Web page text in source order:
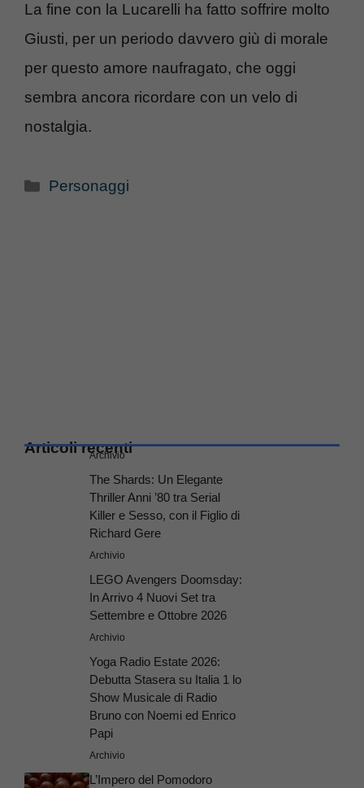
La fine con la Lucarelli ha fatto soffrire molto
Giusti, per un periodo davvero giù di morale
per questo amore naufragato, che oggi
sembra ancora ricordare con un velo di
nostalgia.
Categorie
Personaggi
Articoli recenti
Archivio
The Shards: Un Elegante
Thriller Anni ’80 tra Serial
Killer e Sesso, con il Figlio di
Richard Gere
Archivio
LEGO Avengers Doomsday:
In Arrivo 4 Nuovi Set tra
Settembre e Ottobre 2026
Archivio
Yoga Radio Estate 2026:
Debutta Stasera su Italia 1 lo
Show Musicale di Radio
Bruno con Noemi ed Enrico
Papi
Archivio
L’Impero del Pomodoro